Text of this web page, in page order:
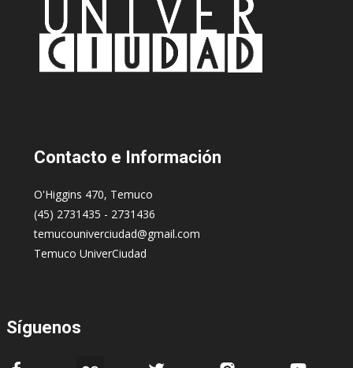
Contacto e Información
O'Higgins 470, Temuco
(45) 2731435 - 2731436
temucouniverciudad@gmail.com
Temuco UniverCiudad
Síguenos